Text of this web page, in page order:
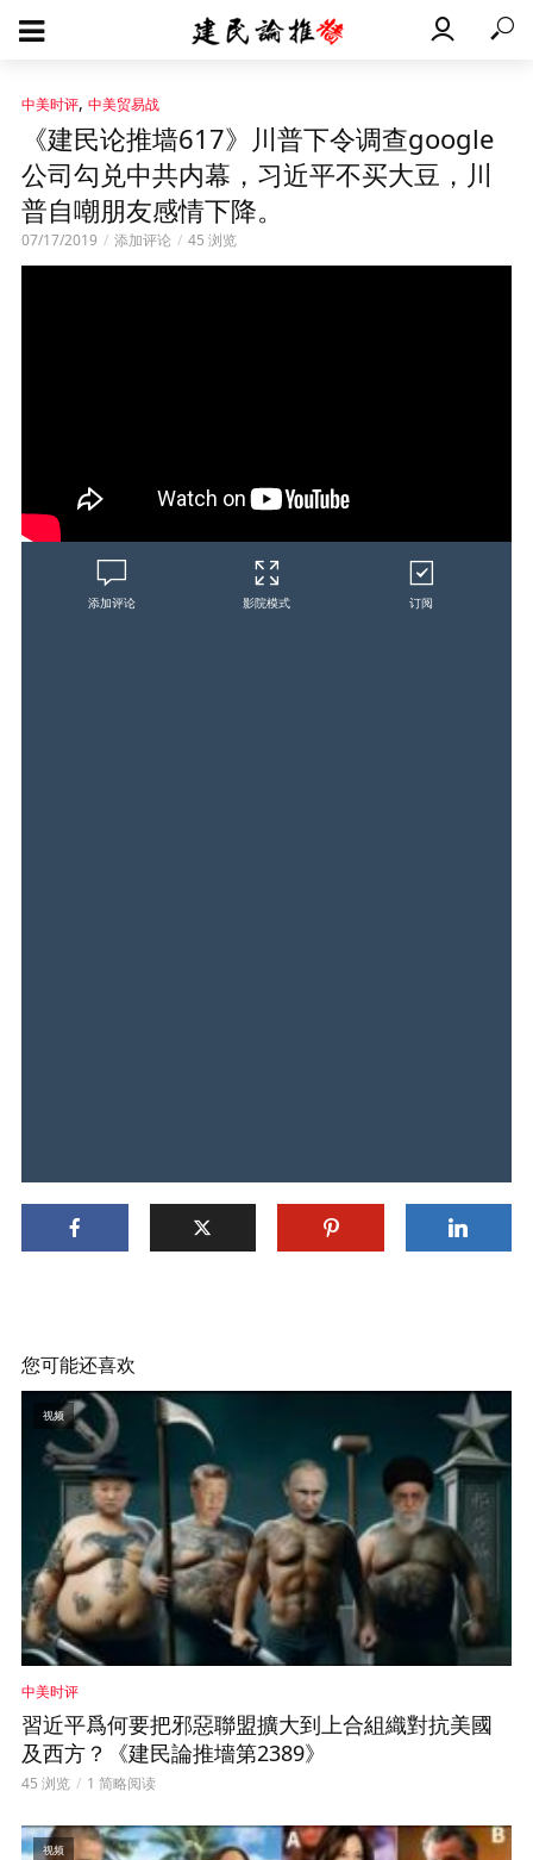
中美时评, 中美贸易战
《建民论推墙617》川普下令调查google
公司勾兑中共内幕，习近平不买大豆，川
普自嘲朋友感情下降。
07/17/2019 添加评论 45 浏览
添加评论 影院模式 订阅
您可能还喜欢
视频
中美时评
習近平爲何要把邪惡聯盟擴大到上合組織對抗美國
及西方？《建民論推墻第2389》
45 浏览 1 简略阅读
视频